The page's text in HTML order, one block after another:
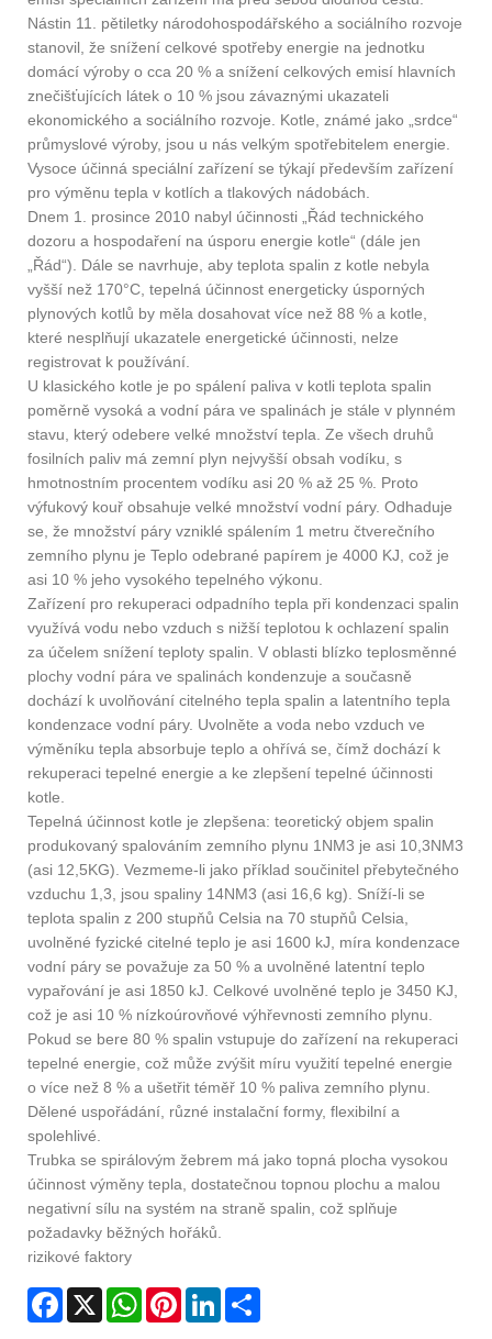
Nástin 11. pětiletky národohospodářského a sociálního rozvoje
stanovil, že snížení celkové spotřeby energie na jednotku
domácí výroby o cca 20 % a snížení celkových emisí hlavních
znečišťujících látek o 10 % jsou závaznými ukazateli
ekonomického a sociálního rozvoje. Kotle, známé jako „srdce“
průmyslové výroby, jsou u nás velkým spotřebitelem energie.
Vysoce účinná speciální zařízení se týkají především zařízení
pro výměnu tepla v kotlích a tlakových nádobách.
Dnem 1. prosince 2010 nabyl účinnosti „Řád technického
dozoru a hospodaření na úsporu energie kotle“ (dále jen
„Řád“). Dále se navrhuje, aby teplota spalin z kotle nebyla
vyšší než 170°C, tepelná účinnost energeticky úsporných
plynových kotlů by měla dosahovat více než 88 % a kotle,
které nesplňují ukazatele energetické účinnosti, nelze
registrovat k používání.
U klasického kotle je po spálení paliva v kotli teplota spalin
poměrně vysoká a vodní pára ve spalinách je stále v plynném
stavu, který odebere velké množství tepla. Ze všech druhů
fosilních paliv má zemní plyn nejvyšší obsah vodíku, s
hmotnostním procentem vodíku asi 20 % až 25 %. Proto
výfukový kouř obsahuje velké množství vodní páry. Odhaduje
se, že množství páry vzniklé spálením 1 metru čtverečního
zemního plynu je Teplo odebrané papírem je 4000 KJ, což je
asi 10 % jeho vysokého tepelného výkonu.
Zařízení pro rekuperaci odpadního tepla při kondenzaci spalin
využívá vodu nebo vzduch s nižší teplotou k ochlazení spalin
za účelem snížení teploty spalin. V oblasti blízko teplosměnné
plochy vodní pára ve spalinách kondenzuje a současně
dochází k uvolňování citelného tepla spalin a latentního tepla
kondenzace vodní páry. Uvolněte a voda nebo vzduch ve
výměníku tepla absorbuje teplo a ohřívá se, čímž dochází k
rekuperaci tepelné energie a ke zlepšení tepelné účinnosti
kotle.
Tepelná účinnost kotle je zlepšena: teoretický objem spalin
produkovaný spalováním zemního plynu 1NM3 je asi 10,3NM3
(asi 12,5KG). Vezmeme-li jako příklad součinitel přebytečného
vzduchu 1,3, jsou spaliny 14NM3 (asi 16,6 kg). Sníží-li se
teplota spalin z 200 stupňů Celsia na 70 stupňů Celsia,
uvolněné fyzické citelné teplo je asi 1600 kJ, míra kondenzace
vodní páry se považuje za 50 % a uvolněné latentní teplo
vypařování je asi 1850 kJ. Celkové uvolněné teplo je 3450 KJ,
což je asi 10 % nízkoúrovňové výhřevnosti zemního plynu.
Pokud se bere 80 % spalin vstupuje do zařízení na rekuperaci
tepelné energie, což může zvýšit míru využití tepelné energie
o více než 8 % a ušetřit téměř 10 % paliva zemního plynu.
Dělené uspořádání, různé instalační formy, flexibilní a
spolehlivé.
Trubka se spirálovým žebrem má jako topná plocha vysokou
účinnost výměny tepla, dostatečnou topnou plochu a malou
negativní sílu na systém na straně spalin, což splňuje
požadavky běžných hořáků.
rizikové faktory
Facebook
X WhatsAppPinterestLinkedIn